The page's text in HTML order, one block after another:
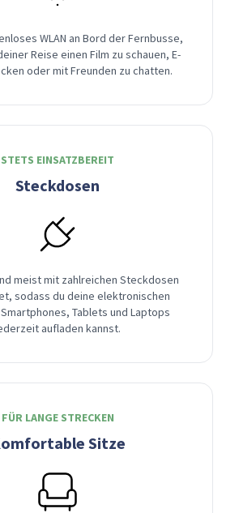
WLAN an Bord der Fernbusse,
Reise einen Film zu schauen, E-
oder mit Freunden zu chatten.
STETS EINSATZBEREIT
Steckdosen
meist mit zahlreichen Steckdosen
sodass du deine elektronischen
Tablets und Laptops
aufladen kannst.
FÜR LANGE STRECKEN
Sitze